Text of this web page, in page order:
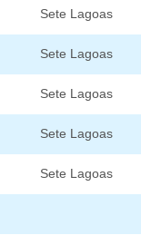
Sete Lagoas
Sete Lagoas
Sete Lagoas
Sete Lagoas
Sete Lagoas